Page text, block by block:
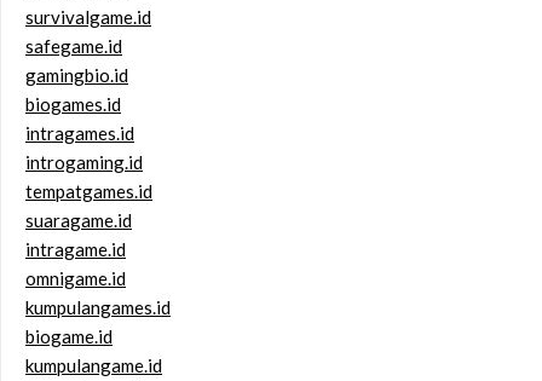
survivalgame.id
safegame.id
gamingbio.id
biogames.id
intragames.id
introgaming.id
tempatgames.id
suaragame.id
intragame.id
omnigame.id
kumpulangames.id
biogame.id
kumpulangame.id